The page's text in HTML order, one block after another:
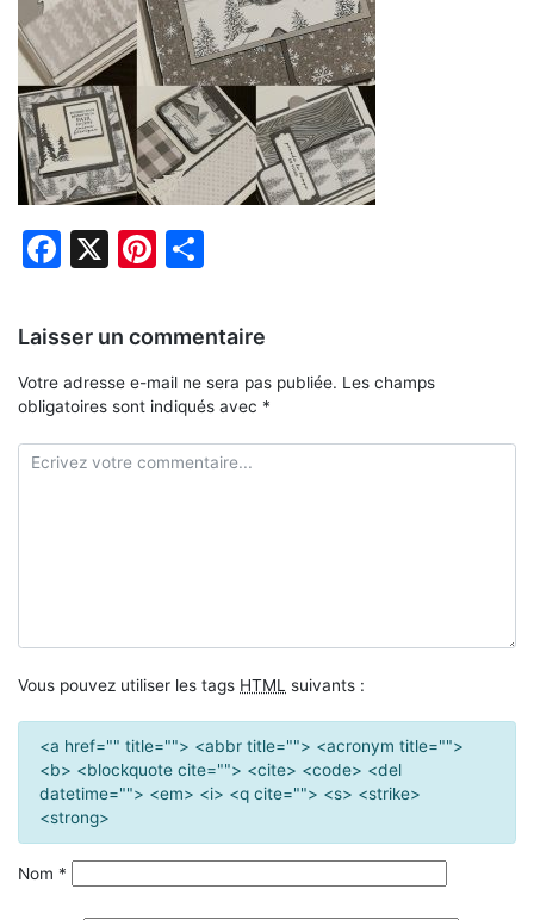
Facebook
X Pinterest
Laisser un commentaire
Votre adresse e-mail ne sera pas publiée. Les champs
obligatoires sont indiqués avec *
Vous pouvez utiliser les tags HTML suivants :
<a href="" title=""> <abbr title=""> <acronym title="">
<b> <blockquote cite=""> <cite> <code> <del
datetime=""> <em> <i> <q cite=""> <s> <strike>
<strong>
Nom *